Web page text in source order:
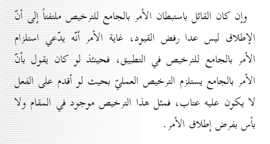
وإن كان القائل باستبطان الأمر بالجامع للترخيص ملتفتاً إلى أنّ
الإطلاق ليس عدا رفض القيود، غاية الأمر أنّه يدّعي استلزام
الأمر بالجامع للترخيص في التطبيق، فحينئذ لو كان يقول بأنّ
الأمر بالجامع يستلزم الترخيص العمليّ بحيث لو أقدم على الفعل
لا يكون عليه عتاب، فمثل هذا الترخيص موجود في المقام ولا
بأس بفرض إطلاق الأمر.